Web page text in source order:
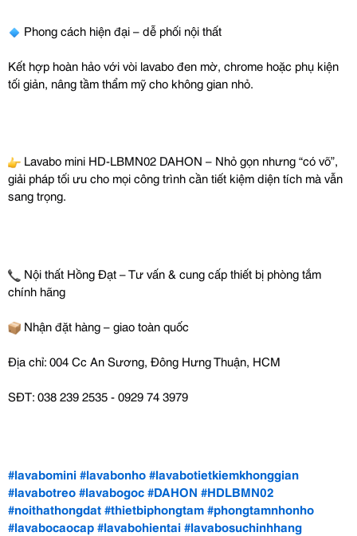
Phong cách hiện đại – dễ phối nội thất
Kết hợp hoàn hảo với vòi lavabo đen mờ, chrome hoặc phụ kiện
tối giản, nâng tầm thẩm mỹ cho không gian nhỏ.
Lavabo mini HD-LBMN02 DAHON – Nhỏ gọn nhưng “có võ”,
giải pháp tối ưu cho mọi công trình cần tiết kiệm diện tích mà vẫn
sang trọng.
Nội thất Hồng Đạt – Tư vấn & cung cấp thiết bị phòng tắm
chính hãng
Nhận đặt hàng – giao toàn quốc
Địa chỉ: 004 Cc An Sương, Đông Hưng Thuận, HCM
SĐT: 038 239 2535 - 0929 74 3979
#lavabomini#lavabonho#lavabotietkiemkhonggian
#lavabotreo#lavabogoc#DAHON #HDLBMN02
#noithathongdat#thietbiphongtam#phongtamnhonho
#lavabocaocap#lavabohientai#lavabosuchinhhang